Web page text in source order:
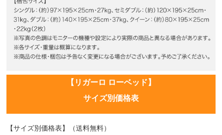
【リガーロ ローベッド】
サイズ別価格表
【サイズ別価格表】（送料無料）